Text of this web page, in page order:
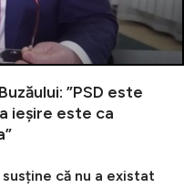
”PSD este
ieșire este ca
că nu a existat